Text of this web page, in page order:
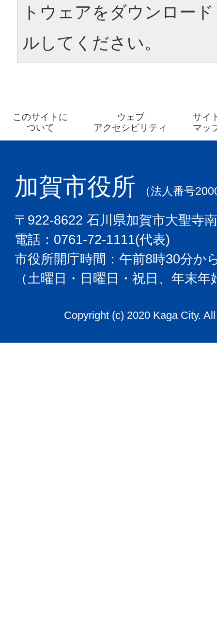
トウェアをダウンロー
ルしてください。
このサイトに
ついて
ウェブ
アクセシビリティ
サイ
マッ
加賀市役所 （法人番号
〒922-8622 石川県加賀市大聖寺
電話：0761-72-1111(代表)
市役所開庁時間：午前8時30分か
（土曜日・日曜日・祝日、年末
Copyright (c) 2020 Kaga City.